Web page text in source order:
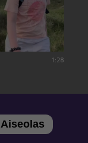
1:28
Aiseolas